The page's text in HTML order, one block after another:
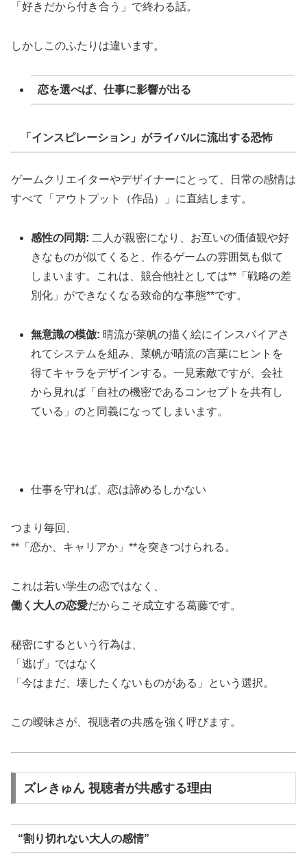
「好きだから付き合う」で終わる話。
しかしこのふたりは違います。
恋を選べば、仕事に影響が出る
「インスピレーション」がライバルに流出する恐怖
ゲームクリエイターやデザイナーにとって、日常の感情は
すべて「アウトプット（作品）」に直結します。
感性の同期: 二人が親密になり、お互いの価値観や好
きなものが似てくると、作るゲームの雰囲気も似て
しまいます。これは、競合他社としては**「戦略の差
別化」ができなくなる致命的な事態**です。
無意識の模倣: 晴流が菜帆の描く絵にインスパイアさ
れてシステムを組み、菜帆が晴流の言葉にヒントを
得てキャラをデザインする。一見素敵ですが、会社
から見れば「自社の機密であるコンセプトを共有し
ている」のと同義になってしまいます。
仕事を守れば、恋は諦めるしかない
つまり毎回、
**「恋か、キャリアか」**を突きつけられる。
これは若い学生の恋ではなく、
働く大人の恋愛だからこそ成立する葛藤です。
秘密にするという行為は、
「逃げ」ではなく
「今はまだ、壊したくないものがある」という選択。
この曖昧さが、視聴者の共感を強く呼びます。
ズレきゅん 視聴者が共感する理由
“割り切れない大人の感情”